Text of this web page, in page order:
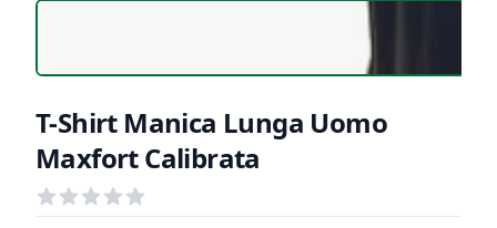
T-Shirt Manica Lunga Uomo
Maxfort Calibrata
Recensioni
out of 5 stars